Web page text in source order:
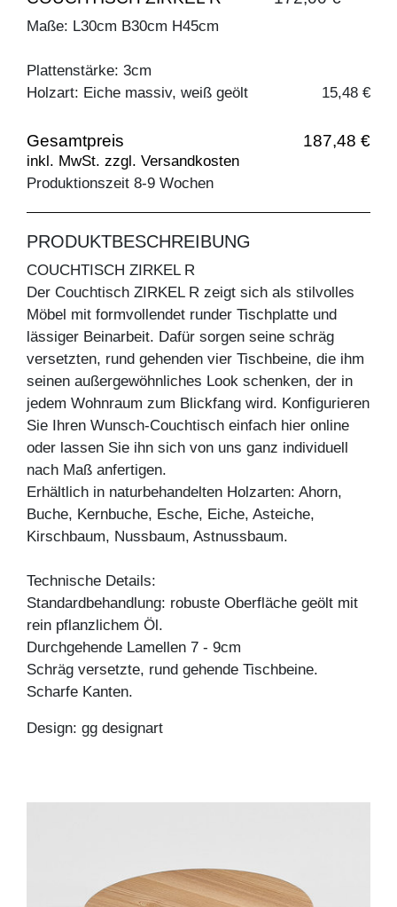
Maße: L30cm B30cm H45cm
Plattenstärke: 3cm
Holzart: Eiche massiv, weiß geölt
15,48 €
Gesamtpreis 187,48 €
inkl. MwSt. zzgl. Versandkosten
Produktionszeit 8-9 Wochen
PRODUKTBESCHREIBUNG
COUCHTISCH ZIRKEL R
Der Couchtisch ZIRKEL R zeigt sich als stilvolles
Möbel mit formvollendet runder Tischplatte und
lässiger Beinarbeit. Dafür sorgen seine schräg
versetzten, rund gehenden vier Tischbeine, die ihm
seinen außergewöhnliches Look schenken, der in
jedem Wohnraum zum Blickfang wird. Konfigurieren
Sie Ihren Wunsch-Couchtisch einfach hier online
oder lassen Sie ihn sich von uns ganz individuell
nach Maß anfertigen.
Erhältlich in naturbehandelten Holzarten: Ahorn,
Buche, Kernbuche, Esche, Eiche, Asteiche,
Kirschbaum, Nussbaum, Astnussbaum.
Technische Details:
Standardbehandlung: robuste Oberfläche geölt mit
rein pflanzlichem Öl.
Durchgehende Lamellen 7 - 9cm
Schräg versetzte, rund gehende Tischbeine.
Scharfe Kanten.
Design: gg designart